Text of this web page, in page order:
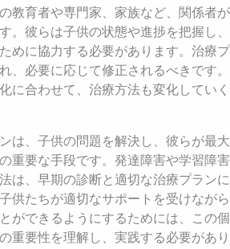
教育者や専門家、家族など、関係者が
。彼らは子供の状態や進捗を把握し、
めに協力する必要があります。治療プ
、必要に応じて修正されるべきです。
に合わせて、治療方法も変化していく
は、子供の問題を解決し、彼らが最大
重要な手段です。発達障害や学習障害
は、早期の診断と適切な治療プランに
供たちが適切なサポートを受けながら
ができるようにするためには、この個
重要性を理解し、実践する必要があり